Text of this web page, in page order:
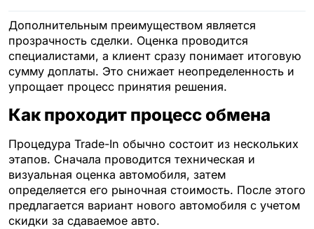
Дополнительным преимуществом является
прозрачность сделки. Оценка проводится
специалистами, а клиент сразу понимает итоговую
сумму доплаты. Это снижает неопределенность и
упрощает процесс принятия решения.
Как проходит процесс обмена
Процедура Trade-In обычно состоит из нескольких
этапов. Сначала проводится техническая и
визуальная оценка автомобиля, затем
определяется его рыночная стоимость. После этого
предлагается вариант нового автомобиля с учетом
скидки за сдаваемое авто.